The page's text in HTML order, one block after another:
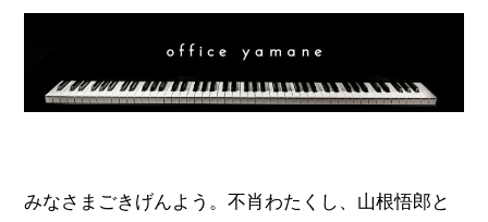
みなさまごきげんよう。不肖わたくし、山根悟郎と